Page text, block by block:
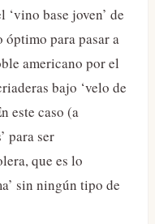
base joven’ de
para pasar a
americano por el
bajo ‘velo de
este caso (a
para ser
que es lo
sin ningún tipo de